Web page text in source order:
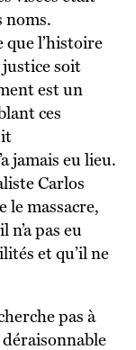
noms.
que l’histoire
soit
est un
ces
jamais eu lieu.
Carlos
le massacre,
pas eu
et qu’il ne